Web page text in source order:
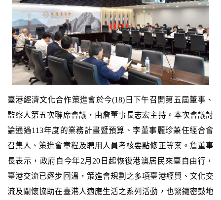
臺港經濟文化合作策進會於今(18)日下午召開第五屆董事、
監察人第五次聯席會議，由詹董事長志宏主持。本次會議討
論通過113年度的業務計畫暨預算、李董事麗珍兼任經合會
召集人、策進會章程及聘用人員考核要點修正等案。詹董事
長表示，政府自今年2月20日起恢復港澳居民來臺自由行，
臺港交流已逐步回溫，策進會規劃之多項臺港經貿、文化交
流及關懷協助在臺港人適應生活之系列活動，也緊鑼密鼓地